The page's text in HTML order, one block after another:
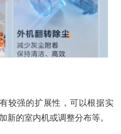
较强的扩展性，可以根据实
新的室内机或调整分布等。